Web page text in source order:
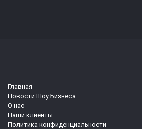
Главная
Новости Шоу Бизнеса
О нас
Наши клиенты
Политика конфиденциальности